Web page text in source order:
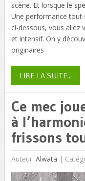
scène. Et lorsque le
Une performance tout
ci-dessous, vous allez
et intensif. On y
originaires
LIRE LA SUITE...
Ce mec
à
frissons
Auteur: Alwata |